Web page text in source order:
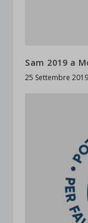
Sam 2019 a
25 Settembre 2019